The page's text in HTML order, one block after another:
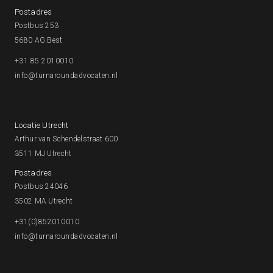
Postadres
Postbus 253
5680 AG Best
+31 85 2010010
info@turnaroundadvocaten.nl
Locatie Utrecht
Arthur van Schendelstraat 600
3511 MJ Utrecht
Postadres
Postbus 24046
3502 MA Utrecht
+31(0)852010010
info@turnaroundadvocaten.nl